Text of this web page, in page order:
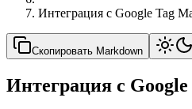
Интеграция с Google Tag
Скопировать Markdown
Интеграция с